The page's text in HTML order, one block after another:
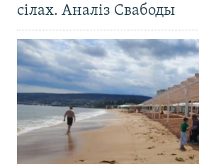
сілах. Аналіз Свабоды